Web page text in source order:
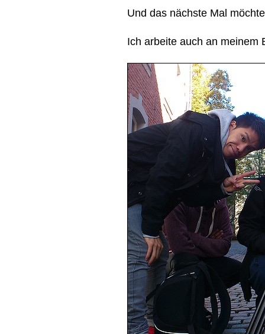
Und das nächste Mal
Ich arbeite auch an meinem